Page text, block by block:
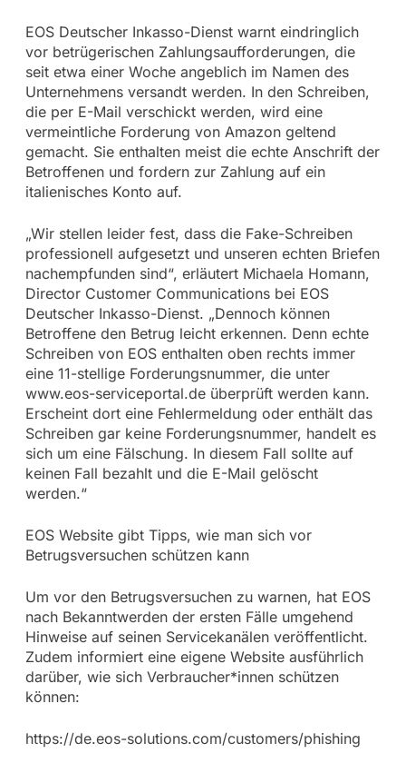
EOS Deutscher Inkasso-Dienst warnt eindringlich
vor betrügerischen Zahlungsaufforderungen, die
seit etwa einer Woche angeblich im Namen des
Unternehmens versandt werden. In den Schreiben,
die per E-Mail verschickt werden, wird eine
vermeintliche Forderung von Amazon geltend
gemacht. Sie enthalten meist die echte Anschrift der
Betroffenen und fordern zur Zahlung auf ein
italienisches Konto auf.
„Wir stellen leider fest, dass die Fake-Schreiben
professionell aufgesetzt und unseren echten Briefen
nachempfunden sind“, erläutert Michaela Homann,
Director Customer Communications bei EOS
Deutscher Inkasso-Dienst. „Dennoch können
Betroffene den Betrug leicht erkennen. Denn echte
Schreiben von EOS enthalten oben rechts immer
eine 11-stellige Forderungsnummer, die unter
www.eos-serviceportal.de überprüft werden kann.
Erscheint dort eine Fehlermeldung oder enthält das
Schreiben gar keine Forderungsnummer, handelt es
sich um eine Fälschung. In diesem Fall sollte auf
keinen Fall bezahlt und die E-Mail gelöscht
werden.“
EOS Website gibt Tipps, wie man sich vor
Betrugsversuchen schützen kann
Um vor den Betrugsversuchen zu warnen, hat EOS
nach Bekanntwerden der ersten Fälle umgehend
Hinweise auf seinen Servicekanälen veröffentlicht.
Zudem informiert eine eigene Website ausführlich
darüber, wie sich Verbraucher*innen schützen
können:
https://de.eos-solutions.com/customers/phishing